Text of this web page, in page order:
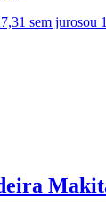
sem jurosou 1